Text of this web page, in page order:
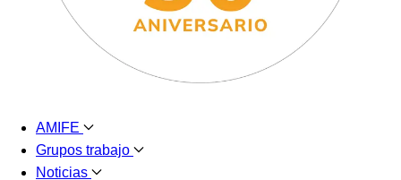
AMIFE
Grupos trabajo
Noticias